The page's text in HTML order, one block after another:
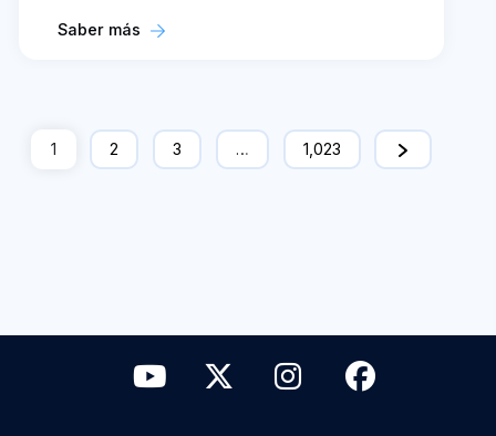
Saber más
1 2 3 … 1,023